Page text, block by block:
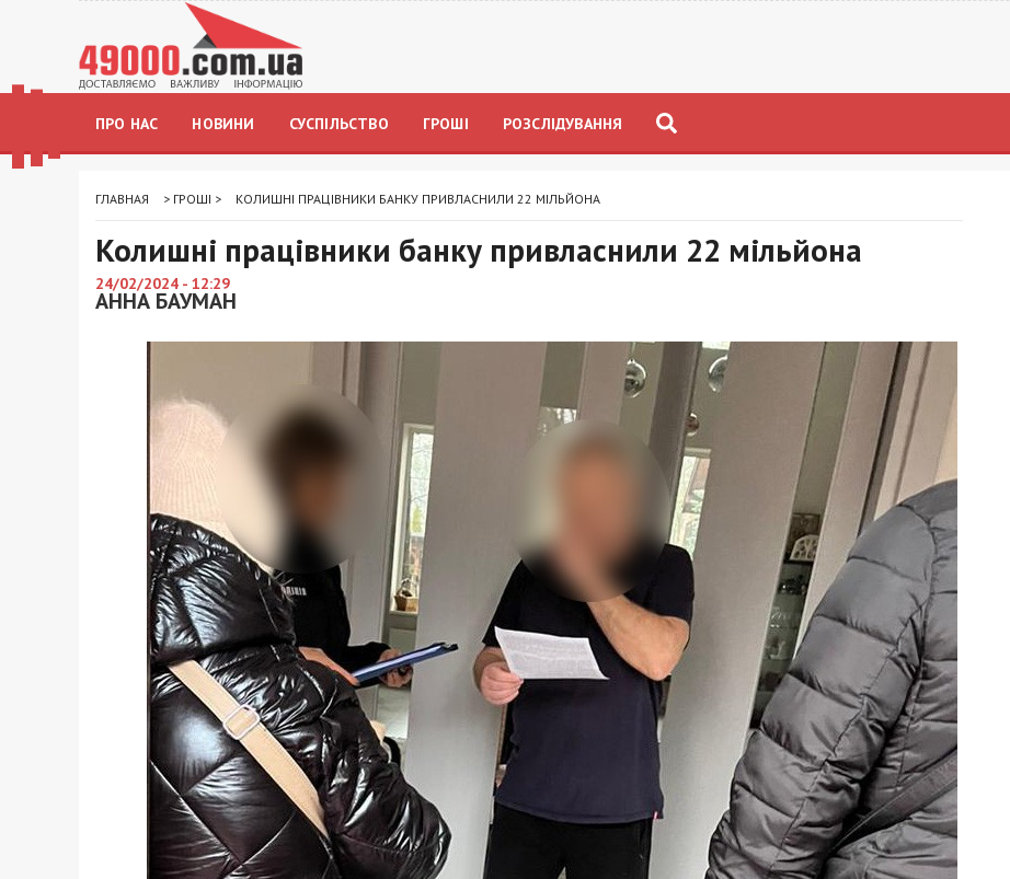
ПРО НАС НОВИНИ СУСПІЛЬСТВО ГРОШІ РОЗСЛІДУВАННЯ
ГЛАВНАЯ > ГРОШІ > КОЛИШНІ ПРАЦІВНИКИ БАНКУ ПРИВЛАСНИЛИ 22 МІЛЬЙОНА
Колишні працівники банку привласнили 22 мільйона
24/02/2024 - 12:29
АННА БАУМАН